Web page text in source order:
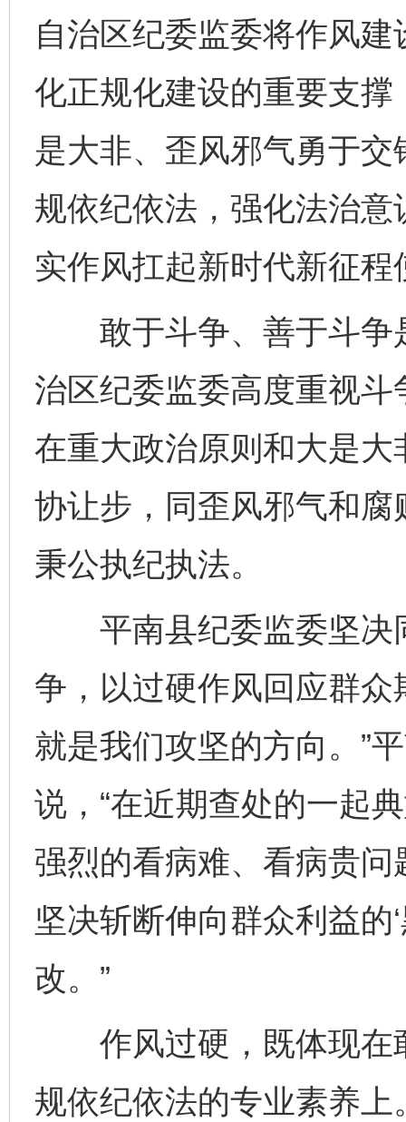
自治区纪委监委将作风
化正规化建设的重要支
是大非、歪风邪气勇于
规依纪依法，强化法治
实作风扛起新时代新征程
敢于斗争、善于斗争
治区纪委监委高度重视
在重大政治原则和大是
协让步，同歪风邪气和
秉公执纪执法。
平南县纪委监委坚决
争，以过硬作风回应群众
就是我们攻坚的方向。”
说，“在近期查处的一起
强烈的看病难、看病贵
坚决斩断伸向群众利益的
改。”
作风过硬，既体现在
规依纪依法的专业素养